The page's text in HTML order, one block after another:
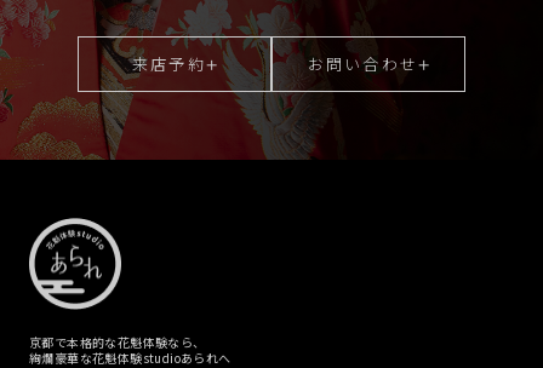
来店予約 お問い合わせ
京都で本格的な花魁体験なら、
絢爛豪華な花魁体験studioあられへ